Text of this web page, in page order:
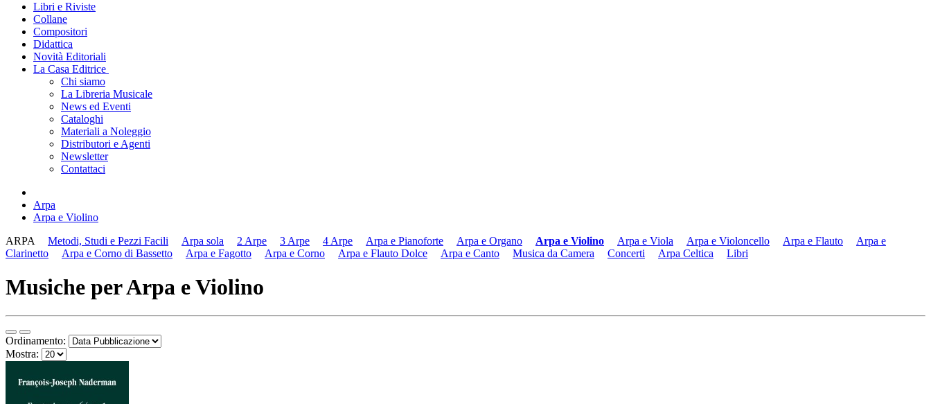
Libri e Riviste
Collane
Compositori
Didattica
Novità Editoriali
La Casa Editrice
Chi siamo
La Libreria Musicale
News ed Eventi
Cataloghi
Materiali a Noleggio
Distributori e Agenti
Newsletter
Contattaci
Arpa
Arpa e Violino
ARPA
Metodi, Studi e Pezzi Facili Arpa sola 2 Arpe 3 Arpe 4 Arpe Arpa e Pianoforte Arpa e Organo Arpa e Violino Arpa e Viola Arpa e Violoncello Arpa e Flauto
Arpa e
Clarinetto
Arpa e Corno di Bassetto Arpa e Fagotto Arpa e Corno Arpa e Flauto Dolce Arpa e Canto Musica da Camera Concerti Arpa Celtica Libri
Musiche per Arpa e Violino
Ordinamento:
Mostra: